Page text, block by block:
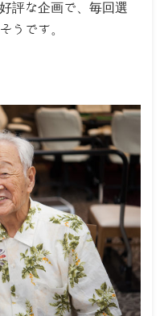
評な企画で、毎回選
うです。